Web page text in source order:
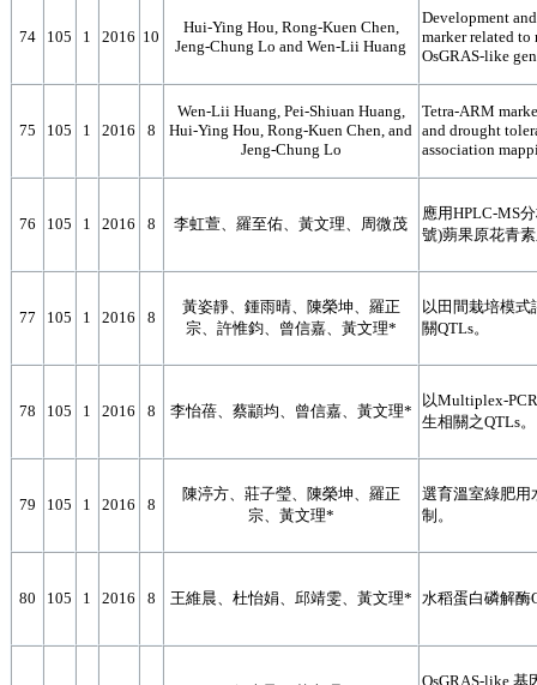
74 105 1 2016 10
Hui-Ying Hou, Rong-Kuen Chen,
Jeng-Chung Lo and Wen-Lii Huang
Development
marker related
OsGRAS-like
75 105 1 2016 8
Wen-Lii Huang, Pei-Shiuan Huang,
Hui-Ying Hou, Rong-Kuen Chen, and
Jeng-Chung Lo
Tetra-ARM
and drought
association
76 105 1 2016 8 李虹萱、羅至佑、黃文理、周微茂
應用HPLC-MS
號)蒴果原花青
77 105 1 2016 8
黃姿靜、鍾雨晴、陳榮坤、羅正
宗、許惟鈞、曾信嘉、黃文理*
以田間栽培模
關QTLs。
78 105 1 2016 8 李怡蓓、蔡顓均、曾信嘉、黃文理*
以Multiplex-
生相關之QTLs。
79 105 1 2016 8
陳渟方、莊子瑩、陳榮坤、羅正
宗、黃文理*
選育溫室綠肥用
制。
80 105 1 2016 8 王維晨、杜怡娟、邱靖雯、黃文理* 水稻蛋白磷解酶
OsGRAS-like